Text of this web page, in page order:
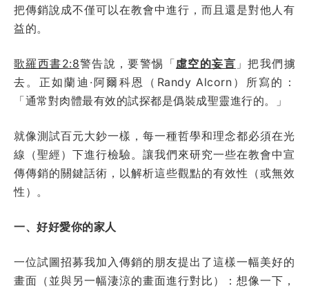
把傳銷說成不僅可以在教會中進行，而且還是對他人有
益的。
歌羅西書2:8警告說，要警惕「虛空的妄言 」把我們擄
去。正如蘭迪·阿爾科恩（Randy Alcorn）所寫的：
「通常對肉體最有效的試探都是僞裝成聖靈進行的。」
就像測試百元大鈔一樣，每一種哲學和理念都必須在光
線（聖經）下進行檢驗。讓我們來研究一些在教會中宣
傳傳銷的關鍵話術，以解析這些觀點的有效性（或無效
性）。
一、好好愛你的家人
一位試圖招募我加入傳銷的朋友提出了這樣一幅美好的
畫面（並與另一幅淒涼的畫面進行對比）：想像一下，